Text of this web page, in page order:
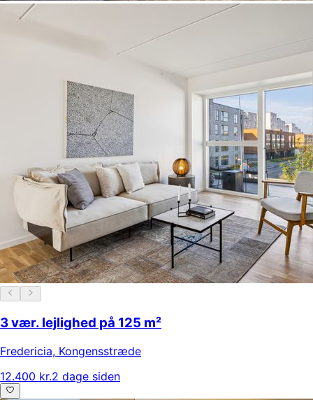
3 vær. lejlighed på 125 m²
Fredericia, Kongensstræde
12.400 kr.2 dage siden